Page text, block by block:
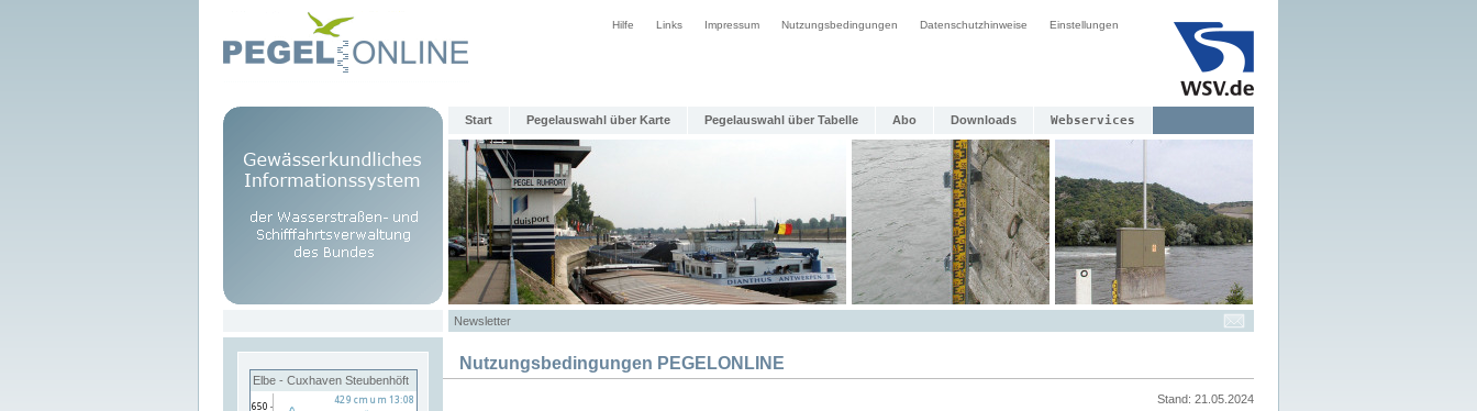
Hilfe Links Impressum Nutzungsbedingungen Datenschutzhinweise Einstellungen
Start Pegelauswahl über Karte Pegelauswahl über Tabelle Abo Downloads Webservices
Newsletter
Elbe - Cuxhaven Steubenhöft
Nutzungsbedingungen PEGELONLINE
Stand: 21.05.2024